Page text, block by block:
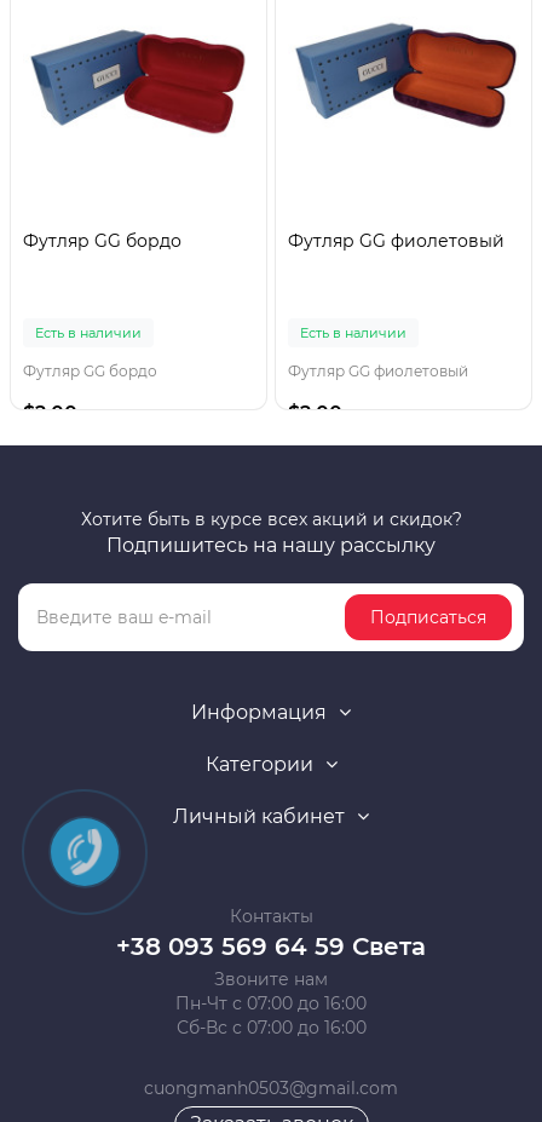
Футляр GG бордо
Есть в наличии
Футляр GG бордо
$2.00
Футляр GG фиолетовый
Есть в наличии
Футляр GG фиолетовый
$2.00
Хотите быть в курсе всех акций и скидок?
Подпишитесь на нашу рассылку
Подписаться
Информация
Категории
Личный кабинет
Контакты
+38 093 569 64 59 Света
Звоните нам
Пн-Чт с 07:00 до 16:00
Сб-Вс с 07:00 до 16:00
cuongmanh0503@gmail.com